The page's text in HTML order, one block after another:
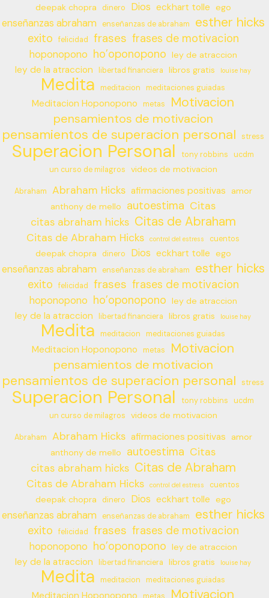
deepak chopra dinero Dios eckhart tolle ego
enseñanzas abraham enseñanzas de abraham esther hicks
exito felicidad frases frases de motivacion
hoponopono ho’oponopono ley de atraccion
ley de la atraccion libertad financiera libros gratis louise hay
Medita meditacion meditaciones guiadas
Meditacion Hoponopono metas Motivacion
pensamientos de motivacion
pensamientos de superacion personal stress
Superacion Personal tony robbins
ucdm
un curso de milagros
videos de motivacion
Abraham Abraham Hicks afirmaciones positivas
amor
anthony de mello
autoestima Citas
citas abraham hicks Citas de Abraham
Citas de Abraham Hicks control del estress cuentos
deepak chopra dinero Dios eckhart tolle ego
enseñanzas abraham enseñanzas de abraham esther hicks
exito felicidad frases frases de motivacion
hoponopono ho’oponopono ley de atraccion
ley de la atraccion libertad financiera libros gratis louise hay
Medita meditacion meditaciones guiadas
Meditacion Hoponopono metas Motivacion
pensamientos de motivacion
pensamientos de superacion personal stress
Superacion Personal tony robbins
ucdm
un curso de milagros
videos de motivacion
Abraham Abraham Hicks afirmaciones positivas
amor
anthony de mello
autoestima Citas
citas abraham hicks Citas de Abraham
Citas de Abraham Hicks control del estress cuentos
deepak chopra dinero Dios eckhart tolle ego
enseñanzas abraham enseñanzas de abraham esther hicks
exito felicidad frases frases de motivacion
hoponopono ho’oponopono ley de atraccion
ley de la atraccion libertad financiera libros gratis louise hay
Medita meditacion meditaciones guiadas